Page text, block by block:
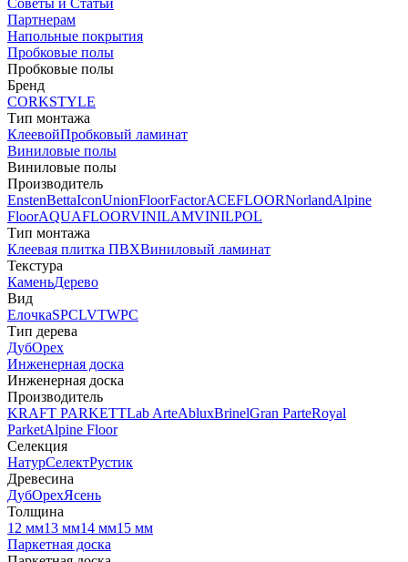
Советы и Статьи
Партнерам
Напольные покрытия
Пробковые полы
Пробковые полы
Бренд
CORKSTYLE
Тип монтажа
КлеевойПробковый ламинат
Виниловые полы
Виниловые полы
Производитель
EnstenBettaIconUnionFloorFactorACEFLOORNorlandAlpine
FloorAQUAFLOORVINILAMVINILPOL
Тип монтажа
Клеевая плитка ПВХВиниловый ламинат
Текстура
КаменьДерево
Вид
ЕлочкаSPCLVTWPC
Тип дерева
ДубОрех
Инженерная доска
Инженерная доска
Производитель
KRAFT PARKETTLab ArteAbluxBrinelGran ParteRoyal
ParketAlpine Floor
Селекция
НатурСелектРустик
Древесина
ДубОрехЯсень
Толщина
12 мм13 мм14 мм15 мм
Паркетная доска